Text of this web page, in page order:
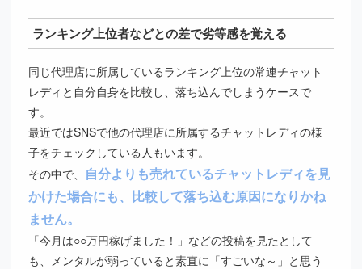
ランキング上位者などとの差で劣等感を覚える
同じ代理店に所属しているランキング上位の常連チャット
レディと自分自身を比較し、落ち込んでしまうケースで
す。
最近ではSNSで他の代理店に所属するチャットレディの様
子をチェックしている人もいます。
その中で、 自分よりも売れているチャットレディを見
かけた場合にも、比較して落ち込む原因になりかね
ません。
「今月は○○万円稼げました！」などの投稿を見たとして
も、メンタルが弱っていると素直に「すごいな～」と思う